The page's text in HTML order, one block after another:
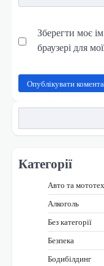
Зберегти моє
браузері для
Категорії
Авто та
Алкоголь
Без категорії
Безпека
Бодибілдинг